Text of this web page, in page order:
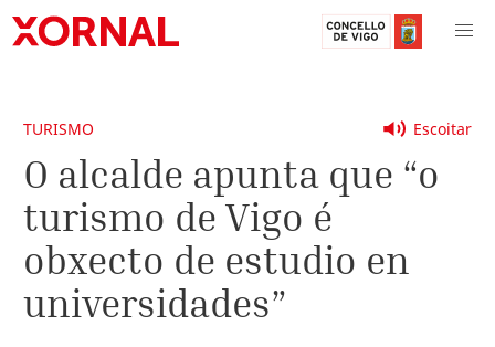
Escoitar
TURISMO
O alcalde apunta que “o
turismo de Vigo é
obxecto de estudio en
universidades”